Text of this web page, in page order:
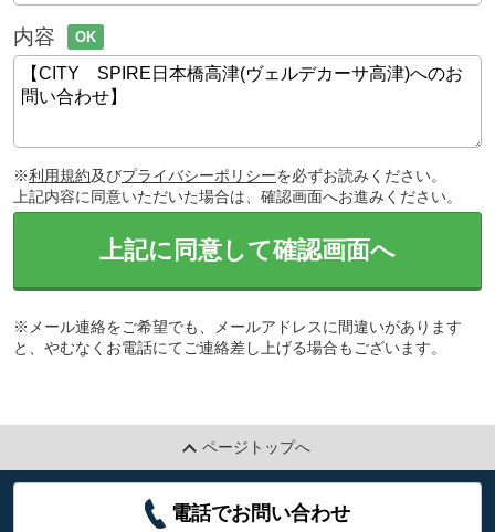
内容 OK
※利用規約及びプライバシーポリシーを必ずお読みください。
上記内容に同意いただいた場合は、確認画面へお進みください。
上記に同意して確認画面へ
※メール連絡をご希望でも、メールアドレスに間違いがあります
と、やむなくお電話にてご連絡差し上げる場合もございます。
ページトップへ
電話でお問い合わせ